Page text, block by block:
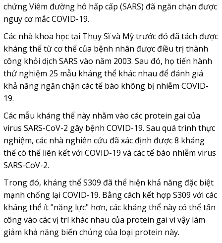
chứng Viêm đường hô hấp cấp (SARS) đã ngăn chặn được
nguy cơ mắc COVID-19.
Các nhà khoa học tại Thụy Sĩ và Mỹ trước đó đã tách được
kháng thể từ cơ thể của bệnh nhân được điều trị thành
công khỏi dịch SARS vào năm 2003. Sau đó, họ tiến hành
thử nghiệm 25 mẫu kháng thể khác nhau để đánh giá
khả năng ngăn chặn các tế bào không bị nhiễm COVID-
19.
Các mẫu kháng thể này nhằm vào các protein gai của
virus SARS-CoV-2 gây bệnh COVID-19. Sau quá trình thực
nghiệm, các nhà nghiên cứu đã xác định được 8 kháng
thể có thể liên kết với COVID-19 và các tế bào nhiễm virus
SARS-CoV-2.
Trong đó, kháng thể S309 đã thể hiện khả năng đặc biệt
mạnh chống lại COVID-19. Bằng cách kết hợp S309 với các
kháng thể ít "năng lực" hơn, các kháng thể này có thể tấn
công vào các vị trí khác nhau của protein gai vì vậy làm
giảm khả năng biến chủng của loại protein này.